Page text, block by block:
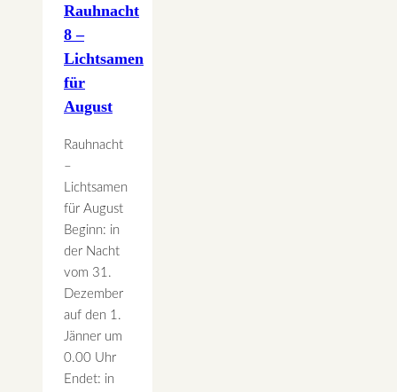
Rauhnacht
8 –
Lichtsamen
für
August
Rauhnacht
–
Lichtsamen
für August
Beginn: in
der Nacht
vom 31.
Dezember
auf den 1.
Jänner um
0.00 Uhr
Endet: in